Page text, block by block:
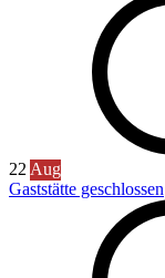
22Aug
Gaststätte geschlossen